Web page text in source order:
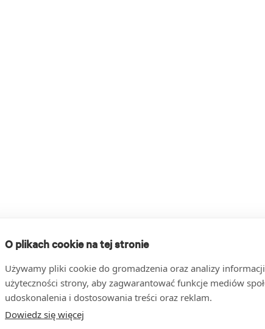
O plikach cookie na tej stronie
Używamy pliki cookie do gromadzenia oraz analizy
użyteczności strony, aby zagwarantować funkcje mediów
udoskonalenia i dostosowania treści oraz reklam.
Dowiedz się więcej